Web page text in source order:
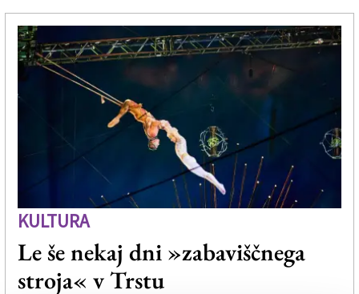
KULTURA
Le še nekaj dni »zabaviščnega
stroja« v Trstu